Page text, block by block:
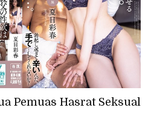
Pemuas Hasrat Seksual